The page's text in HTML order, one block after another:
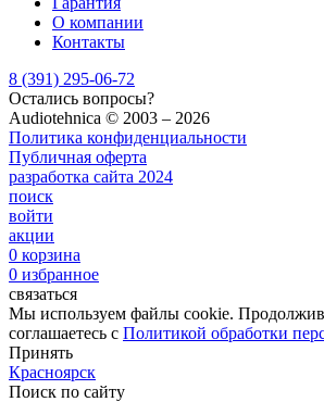
О компании
Контакты
8 (391) 295-06-72
Остались вопросы?
Audiotehnica ©️ 2003 – 2026
Политика конфиденциальности
Публичная оферта
разработка сайта 2024
поиск
войти
акции
0 корзина
0 избранное
связаться
Мы используем файлы cookie. Продолжив
соглашаетесь с Политикой обработки
Принять
Красноярск
Поиск по сайту